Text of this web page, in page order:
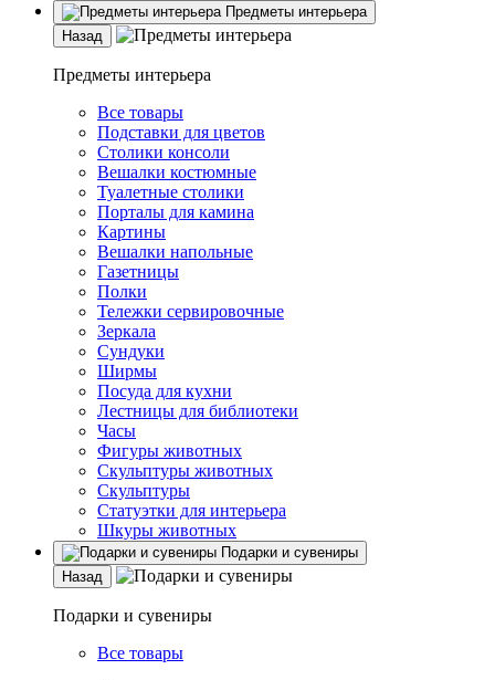
Предметы интерьера
Назад
Предметы интерьера
Все товары
Подставки для цветов
Столики консоли
Вешалки костюмные
Туалетные столики
Порталы для камина
Картины
Вешалки напольные
Газетницы
Полки
Тележки сервировочные
Зеркала
Сундуки
Ширмы
Посуда для кухни
Лестницы для библиотеки
Часы
Фигуры животных
Скульптуры животных
Скульптуры
Статуэтки для интерьера
Шкуры животных
Подарки и сувениры
Назад
Подарки и сувениры
Все товары